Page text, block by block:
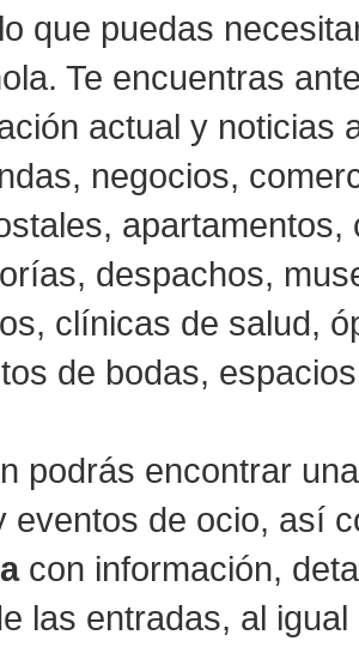
que puedas
Te encuentras
actual y noticias
negocios,
despachos,
clínicas de salud,
de bodas,
podrás encontrar
eventos de ocio, así
con información,
las entradas, al